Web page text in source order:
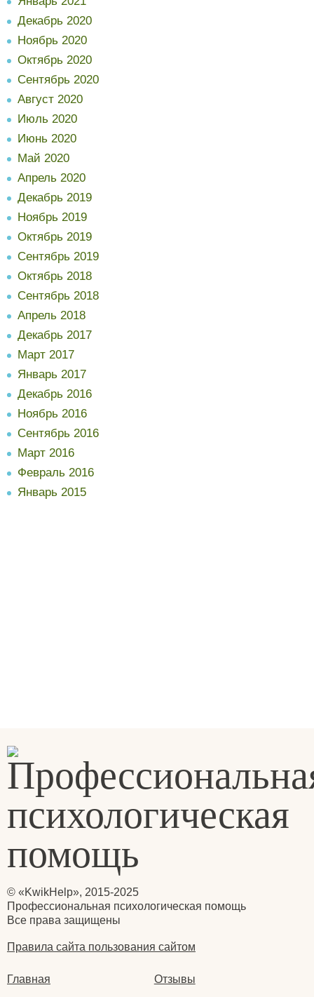
Декабрь 2020
Ноябрь 2020
Октябрь 2020
Сентябрь 2020
Август 2020
Июль 2020
Июнь 2020
Май 2020
Апрель 2020
Декабрь 2019
Ноябрь 2019
Октябрь 2019
Сентябрь 2019
Октябрь 2018
Сентябрь 2018
Апрель 2018
Декабрь 2017
Март 2017
Январь 2017
Декабрь 2016
Ноябрь 2016
Сентябрь 2016
Март 2016
Февраль 2016
Январь 2015
© «KwikHelp», 2015-2025
Профессиональная психологическая помощь
Все права защищены
Правила сайта пользования сайтом
Главная Отзывы